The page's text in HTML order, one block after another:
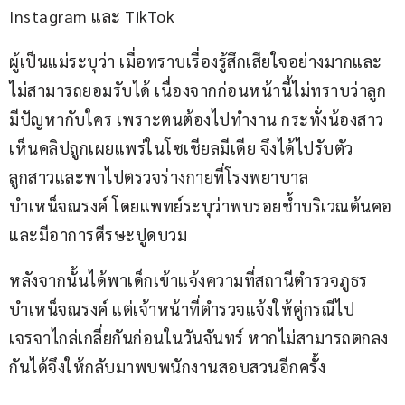
Instagram และ TikTok
ผู้เป็นแม่ระบุว่า เมื่อทราบเรื่องรู้สึกเสียใจอย่างมากและ
ไม่สามารถยอมรับได้ เนื่องจากก่อนหน้านี้ไม่ทราบว่าลูก
มีปัญหากับใคร เพราะตนต้องไปทำงาน กระทั่งน้องสาว
เห็นคลิปถูกเผยแพร่ในโซเชียลมีเดีย จึงได้ไปรับตัว
ลูกสาวและพาไปตรวจร่างกายที่โรงพยาบาล
บำเหน็จณรงค์ โดยแพทย์ระบุว่าพบรอยช้ำบริเวณต้นคอ
และมีอาการศีรษะปูดบวม
หลังจากนั้นได้พาเด็กเข้าแจ้งความที่สถานีตำรวจภูธร
บำเหน็จณรงค์ แต่เจ้าหน้าที่ตำรวจแจ้งให้คู่กรณีไป
เจรจาไกล่เกลี่ยกันก่อนในวันจันทร์ หากไม่สามารถตกลง
กันได้จึงให้กลับมาพบพนักงานสอบสวนอีกครั้ง